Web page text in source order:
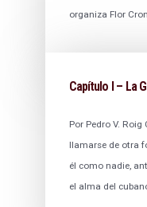
organiza Flor
Capítulo I – La
Por Pedro V. Roig
llamarse de otra
él como nadie,
el alma del